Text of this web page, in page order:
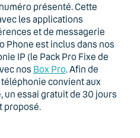
présenté. Cette
les applications
et de messagerie
Phone est inclus dans nos
IP (le Pack Pro Fixe de
nos Box Pro. Afin de
convient aux
essai gratuit de 30 jours
proposé.